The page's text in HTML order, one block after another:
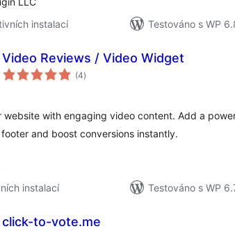
instalací
Testováno s WP
Video Reviews / Video Widget
(4celkové
hodnocení
)
website with engaging video content. Add a
and boost conversions instantly.
instalací
Testováno s WP
click-to-vote.me